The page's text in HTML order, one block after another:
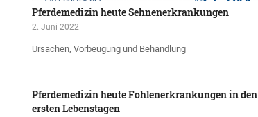
Pferdemedizin heute Sehnenerkrankungen
2. Juni 2022
Ursachen, Vorbeugung und Behandlung
Pferdemedizin heute Fohlenerkrankungen in den
ersten Lebenstagen